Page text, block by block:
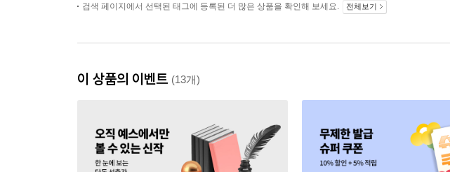
검색 페이지에서 선택된 태그에 등록된 더 많은 상품을 확인해 보세요. 전체보기
이 상품의 이벤트 (13개)